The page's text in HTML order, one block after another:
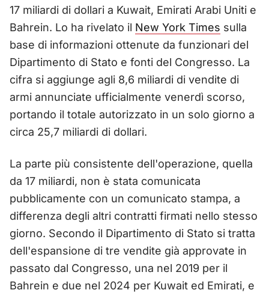
17 miliardi di dollari a Kuwait, Emirati Arabi Uniti e
Bahrein. Lo ha rivelato il New York Times sulla
base di informazioni ottenute da funzionari del
Dipartimento di Stato e fonti del Congresso. La
cifra si aggiunge agli 8,6 miliardi di vendite di
armi annunciate ufficialmente venerdì scorso,
portando il totale autorizzato in un solo giorno a
circa 25,7 miliardi di dollari.
La parte più consistente dell'operazione, quella
da 17 miliardi, non è stata comunicata
pubblicamente con un comunicato stampa, a
differenza degli altri contratti firmati nello stesso
giorno. Secondo il Dipartimento di Stato si tratta
dell'espansione di tre vendite già approvate in
passato dal Congresso, una nel 2019 per il
Bahrein e due nel 2024 per Kuwait ed Emirati, e